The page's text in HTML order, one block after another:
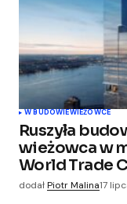
W BUDOWIEWIEŻOWCE
Ruszyła
wieżowca w
World Trade
dodałPiotr Malina17